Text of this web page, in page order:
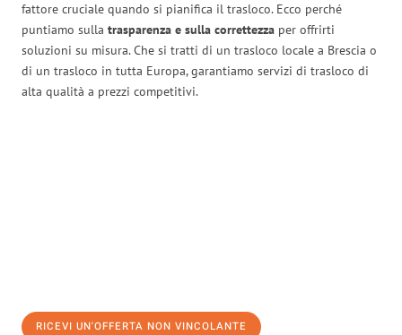
fattore cruciale quando si pianifica il trasloco. Ecco perché
puntiamo sulla trasparenza e sulla correttezza per offrirti
soluzioni su misura. Che si tratti di un trasloco locale a Brescia o
di un trasloco in tutta Europa, garantiamo servizi di trasloco di
alta qualità a prezzi competitivi.
RICEVI UN'OFFERTA NON VINCOLANTE